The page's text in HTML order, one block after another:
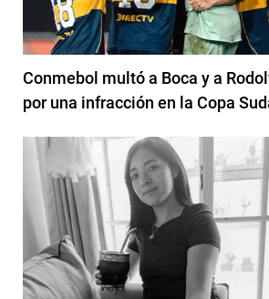
Conmebol multó a Boca y a
por una infracción en la Copa